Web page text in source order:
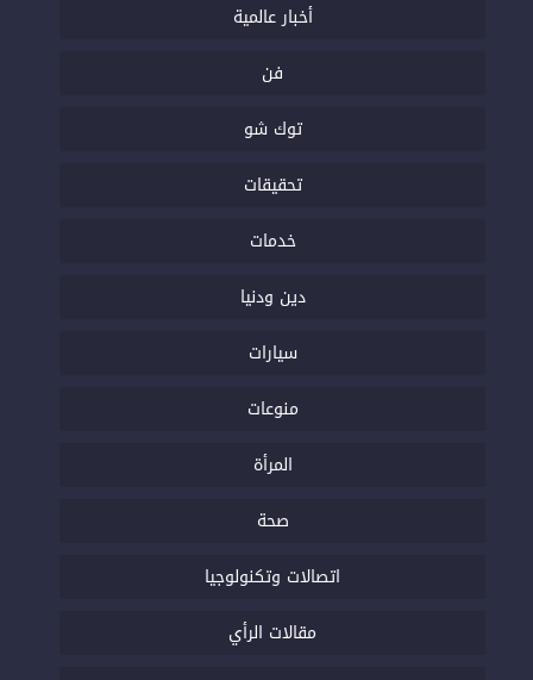
أخبار عالمية
فن
توك شو
تحقيقات
خدمات
دين ودنيا
سيارات
منوعات
المرأة
صحة
اتصالات وتكنولوجيا
مقالات الرأي